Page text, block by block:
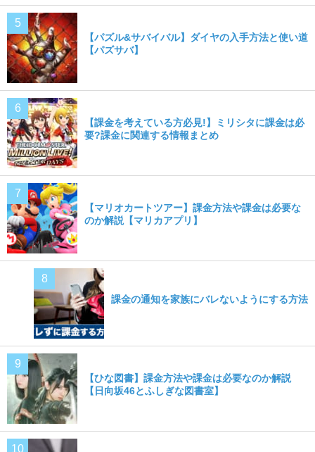
【パズル&サバイバル】ダイヤの入手方法と使い道
【パズサバ】
【課金を考えている方必見!】ミリシタに課金は必
要?課金に関連する情報まとめ
【マリオカートツアー】課金方法や課金は必要な
のか解説【マリカアプリ】
課金の通知を家族にバレないようにする方法
【ひな図書】課金方法や課金は必要なのか解説
【日向坂46とふしぎな図書室】